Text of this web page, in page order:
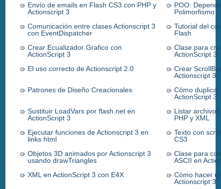
Envío de emails en Flash CS3 con PHP y
Actionscript 3
POO:
Polimorfismo
Comunicación entre clases Actionscript 3
con EventDispatcher
Tutorial del
Flash
Crear Ecualizador Grafico con
ActionScript 3
Clase para
ActionScript 3
El uso correcto de Actionscript 2.0
Crear
Actionscript 3
Patrones de Diseño Creacionales
Cómo
ActionScript 3
Sustituir LoadVars por flash.net en
ActionScript 3
Listar
PHP y XML
Ejecutar funciones de Actionscript 3 en
links html
Texto con
CS3
Objetos 3D animados por Actionscript 3
usando drawTriangles
Clase para
ASCII en
XML en ActionScript 3 con E4X
Cómo hacer
Actionscript 3